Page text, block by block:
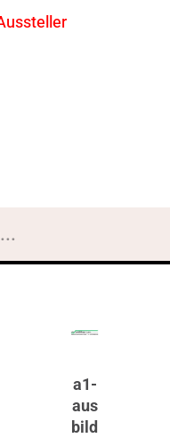
a1-
aus
bild